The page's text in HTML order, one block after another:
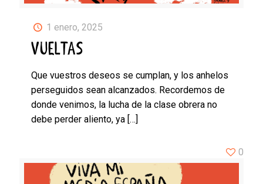
1 enero, 2025
VUELTAS
Que vuestros deseos se cumplan, y los anhelos
perseguidos sean alcanzados. Recordemos de
donde venimos, la lucha de la clase obrera no
debe perder aliento, ya […]
0